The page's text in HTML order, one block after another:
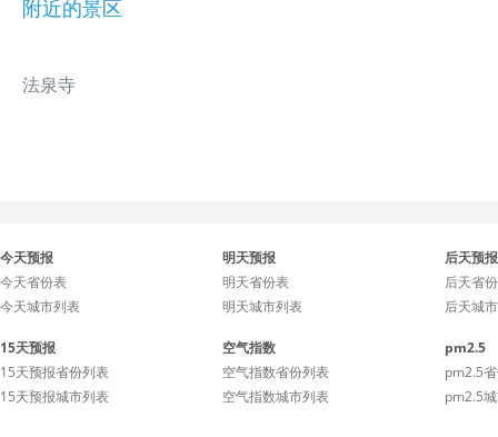
附近的景区
法泉寺
今天预报
今天省份表
今天城市列表
明天预报
明天省份表
明天城市列表
后天预报
后天省
后天城
15天预报
15天预报省份列表
15天预报城市列表
空气指数
空气指数省份列表
空气指数城市列表
pm2.5
pm2.5
pm2.5